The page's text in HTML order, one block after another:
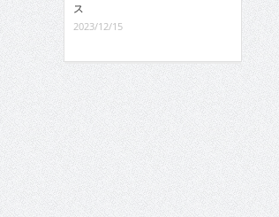
ス
2023/12/15